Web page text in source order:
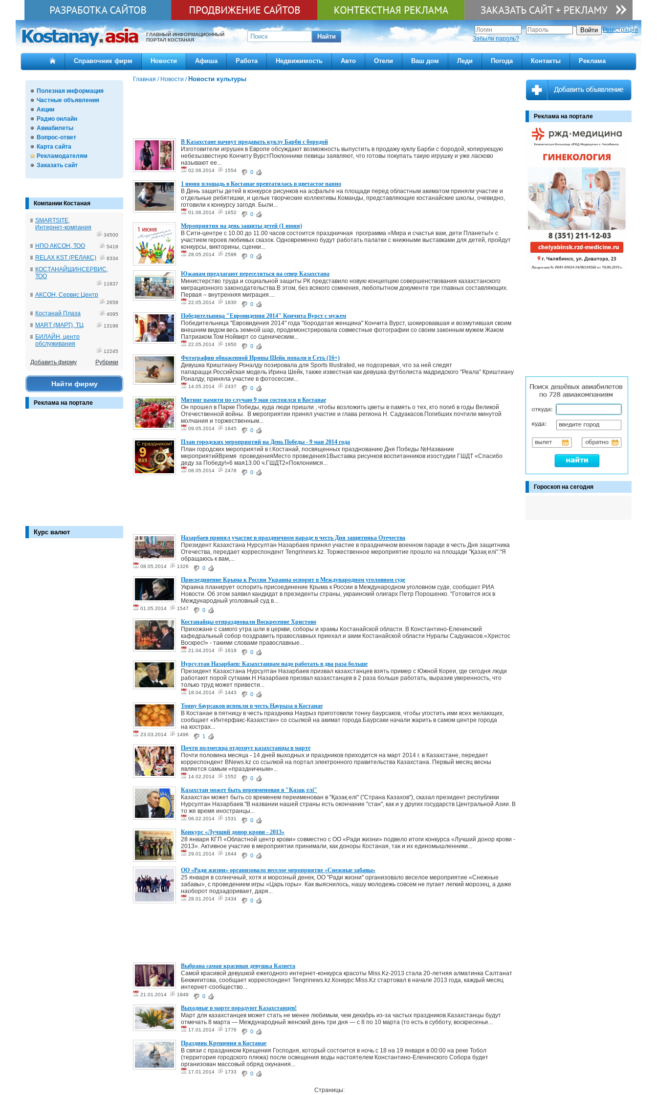
ГЛАВНЫЙ ИНФОРМАЦИОННЫЙ
ПОРТАЛ КОСТАНАЯ
Найти
Регистрация
Забыли пароль?
Справочник фирм Новости Афиша Работа Недвижимость Авто Отели Ваш дом Леди Погода Контакты Реклама
Полезная информация
Частные объявления
Акции
Радио онлайн
Авиабилеты
Вопрос-ответ
Карта сайта
Рекламодателям
Заказать сайт
Компании Костаная
SMARTSITE,
Интернет-компания
34500
НПО АКСОН, ТОО 5418
RELAX KST (РЕЛАКС) 8334
КОСТАНАЙШИНСЕРВИС,
ТОО
11837
АКСОН, Сервис Центр
2658
Костанай Плаза 4095
MART (МАРТ), ТЦ 13198
БИЛАЙН, центр
обслуживания
12245
Добавить фирму Рубрики
Найти фирму
Реклама на портале
Курс валют
Главная / Новости / Новости культуры
В Казахстане начнут продавать куклу Барби с бородой
Изготовители игрушек в Европе обсуждают возможность выпустить в продажу куклу Барби с бородой, копирующую
небезызвестную Кончиту ВурстПоклонники певицы заявляют, что готовы покупать такую игрушку и уже ласково
называют ее...
02.06.2014 1554 0
1 июня площадь в Костанае превтатилась в цветастое панно
В День защиты детей в конкурсе рисунков на асфальте на площади перед областным акиматом приняли участие и
отдельные ребятишки, и целые творческие коллективы.Команды, представляющие костанайские школы, очевидно,
готовили к конкурсу загодя. Были...
01.06.2014 1652 0
Мероприятия на день защиты детей (1 июня)
В Сити-центре с 10.00 до 11.00 часов состоится праздничная программа «Мира и счастья вам, дети Планеты!» с
участием героев любимых сказок. Одновременно будут работать палатки с книжными выставками для детей, пройдут
конкурсы, викторины, сценки...
28.05.2014 2598 0
Южанам предлагают переселяться на север Казахстана
Министерство труда и социальной защиты РК представило новую концепцию совершенствования казахстанского
миграционного законодательства.В этом, без всякого сомнения, любопытном документе три главных составляющих.
Первая – внутренняя миграция....
22.05.2014 1830 0
Победительница "Евровидения 2014" Кончита Вурст с мужем
Победительница "Евровидения 2014" года "бородатая женщина" Кончита Вурст, шокировавшая и возмутившая своим
внешним видом весь земной шар, продемонстрировала совместные фотографии со своим законным мужем Жаком
Патриаком.Том Нойвирт со сценическим...
22.05.2014 1950 0
Фотографии обнаженной Ирины Шейк попали в Сеть (16+)
Девушка Криштиану Роналду позировала для Sports Illustrated, не подозревая, что за ней следят
папарацци.Российская модель Ирина Шейк, также известная как девушка футболиста мадридского "Реала" Криштиану
Роналду, приняла участие в фотосессии...
14.05.2014 2437 0
Митинг памяти по случаю 9 мая состоялся в Костанае
Он прошел в Парке Победы, куда люди пришли , чтобы возложить цветы в память о тех, кто погиб в годы Великой
Отечественной войны. В мероприятии принял участие и глава региона Н. Садуакасов.Погибших почтили минутой
молчания и торжественным...
09.05.2014 1645 0
План городских мероприятий на День Победы - 9 мая 2014 года
План городских мероприятий в г.Костанай, посвященных празднованию Дня Победы №Название
мероприятийВремя проведенияМесто проведения1Выставка рисунков воспитанников изостудии ГШДТ «Спасибо
деду за Победу!»6 мая13.00 ч.ГШДТ2«Поклонимся...
08.05.2014 2478 0
Назарбаев принял участие в праздничном параде в честь Дня защитника Отечества
Президент Казахстана Нурсултан Назарбаев принял участие в праздничном военном параде в честь Дня защитника
Отечества, передает корреспондент Tengrinews.kz. Торжественное мероприятие прошло на площади "Қазақ елі"."Я
обращаюсь к вам,...
08.05.2014 1326 0
Присоединение Крыма к России Украина оспорит в Международном уголовном суде
Украина планирует оспорить присоединение Крыма к России в Международном уголовном суде, сообщает РИА
Новости. Об этом заявил кандидат в президенты страны, украинский олигарх Петр Порошенко. "Готовится иск в
Международный уголовный суд в...
01.05.2014 1547 0
Костанайцы отпраздновали Воскресение Христово
Прихожане с самого утра шли в церкви, соборы и храмы Костанайской области. В Константино-Еленинский
кафедральный собор поздравить православных приехал и аким Костанайской области Нуралы Садуакасов.«Христос
Воскрес!» - такими словами православные...
21.04.2014 1618 0
Нурсултан Назарбаев: Казахстанцам надо работать в два раза больше
Президент Казахстана Нурсултан Назарбаев призвал казахстанцев взять пример с Южной Кореи, где сегодня люди
работают порой сутками.Н.Назарбаев призвал казахстанцев в 2 раза больше работать, выразив уверенность, что
только труд может привести...
18.04.2014 1443 0
Тонну баурсаков испекли в честь Наурыза в Костанае
В Костанае в пятницу в честь праздника Наурыз приготовили тонну баурсаков, чтобы угостить ими всех желающих,
сообщает «Интерфакс-Казахстан» со ссылкой на акимат города.Баурсаки начали жарить в самом центре города
на кострах...
23.03.2014 1496 1
Почти полмесяца отдохнут казахстанцы в марте
Почти половина месяца - 14 дней выходных и праздников приходится на март 2014 г. в Казахстане, передает
корреспондент BNews.kz cо ссылкой на портал электронного правительства Казахстана. Первый месяц весны
является самым «праздничным»...
14.02.2014 1552 0
Казахстан может быть переименован в "Қазақ елі"
Казахстан может быть со временем переименован в "Қазақ елі" ("Страна Казахов"), сказал президент республики
Нурсултан Назарбаев."В названии нашей страны есть окончание "стан", как и у других государств Центральной Азии. В
то же время иностранцы...
06.02.2014 1531 0
Конкурс «Лучший донор крови - 2013»
28 января КГП «Областной центр крови» совместно с ОО «Ради жизни» подвело итоги конкурса «Лучший донор крови -
2013». Активное участие в мероприятии принимали, как доноры Костаная, так и их единомышленники...
29.01.2014 1644 0
ОО «Ради жизни» организовало веселое мероприятие «Снежные забавы»
25 января в солнечный, хотя и морозный денек, ОО "Ради жизни" организовало веселое мероприятие «Снежные
забавы», с проведением игры «Царь горы». Как выяснилось, нашу молодежь совсем не пугает легкий морозец, а даже
наоборот подзадоривает, даря...
28.01.2014 2434 0
Выбрана самая красивая девушка Казнета
Самой красивой девушкой ежегодного интернет-конкурса красоты Miss.Kz-2013 стала 20-летняя алматинка Салтанат
Бекжигитова, сообщает корреспондент Tengrinews.kz.Конкурс Miss.Kz стартовал в начале 2013 года, каждый месяц
интернет-сообщество...
21.01.2014 1849 0
Выходные в марте порадуют Казахстанцев!
Март для казахстанцев может стать не менее любимым, чем декабрь из-за частых праздников.Казахстанцы будут
отмечать 8 марта — Международный женский день три дня — с 8 по 10 марта (то есть в субботу, воскресенье...
17.01.2014 1776 0
Праздник Крещения в Костанае
В связи с праздником Крещения Господня, который состоится в ночь с 18 на 19 января в 00:00 на реке Тобол
(территория городского пляжа) после освещения воды настоятелем Константино-Еленинского Собора будет
организован массовый обряд окунания...
17.01.2014 1733 0
Страницы:
Реклама на портале
Гороскоп на сегодня